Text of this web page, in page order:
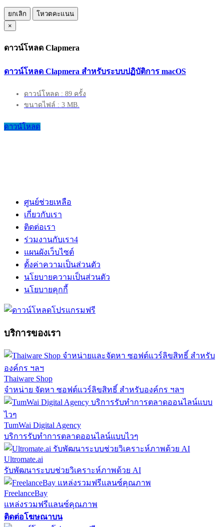
ยกเลิก
โหวตคะแนน
×
ดาวน์โหลด Clapmera
ดาวน์โหลด Clapmera สำหรับระบบปฏิบัติการ macOS
ดาวน์โหลด : 89 ครั้ง
ขนาดไฟล์ : 3 MB.
ดาวน์โหลด
ศูนย์ช่วยเหลือ
เกี่ยวกับเรา
ติดต่อเรา
ร่วมงานกับเรา4
แผนผังเว็บไซต์
ตั้งค่าความเป็นส่วนตัว
นโยบายความเป็นส่วนตัว
นโยบายคุกกี้
บริการของเรา
Thaiware Shop
จำหน่าย จัดหา ซอฟต์แวร์ลิขสิทธิ์ สำหรับองค์กร ฯลฯ
TumWai Digital Agency
บริการรับทำการตลาดออนไลน์แบบไวๆ
Ultromate.ai
รับพัฒนาระบบช่วยวิเคราะห์ภาพด้วย AI
FreelanceBay
แหล่งรวมฟรีแลนซ์คุณภาพ
ติดต่อโฆษณาบน